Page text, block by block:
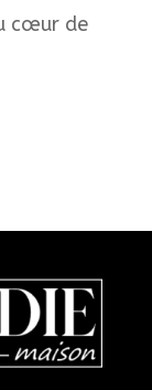
cœur de